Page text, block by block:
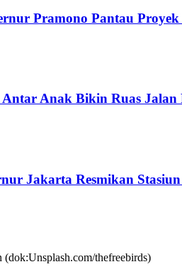
Pramono Pantau
Anak Bikin Ruas Jalan
Jakarta Resmikan